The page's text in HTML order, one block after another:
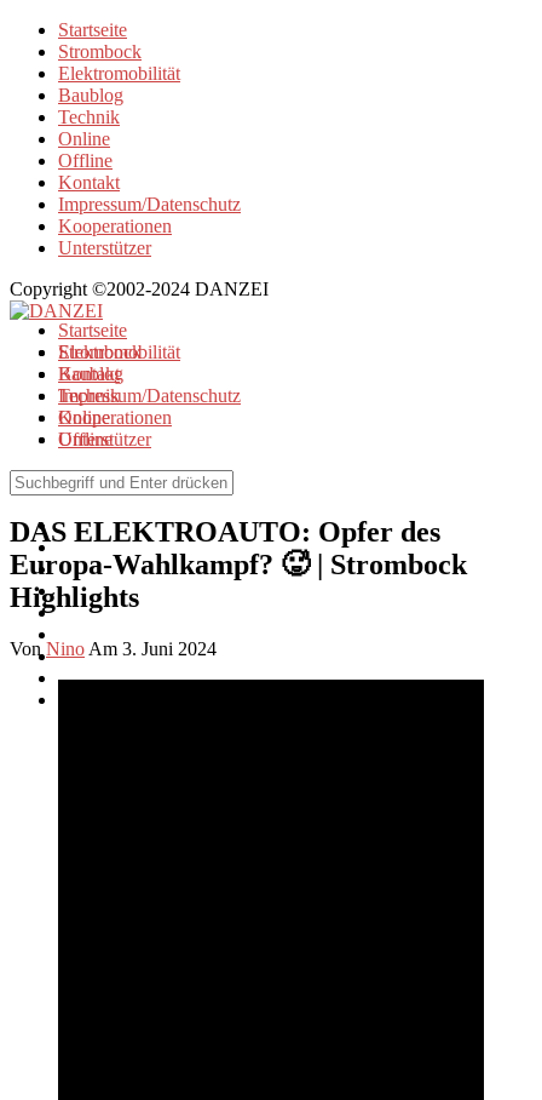
Startseite
Strombock
Elektromobilität
Baublog
Technik
Online
Offline
Kontakt
Impressum/Datenschutz
Kooperationen
Unterstützer
Copyright ©2002-2024 DANZEI
Startseite
Strombock
Kontakt
Impressum/Datenschutz
Kooperationen
Unterstützer
Elektromobilität
Baublog
Technik
Online
Offline
Elektromobilität
DAS ELEKTROAUTO: Opfer des
Europa-Wahlkampf? 🥵 | Strombock
Highlights
Von Nino Am 3. Juni 2024